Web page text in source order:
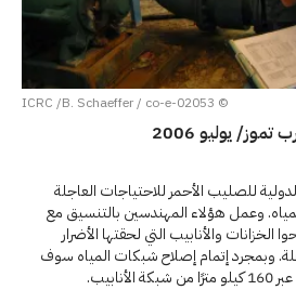
© ICRC /B. Schaeffer / co-e-02053
للصليب الأحمر للاحتياجات العاجلة
وعمل هؤلاء المهندسين بالتنسيق مع
والأنابيب التي لحقتها الأضرار
وبمجرد إتمام إصلاح شبكات المياه سوف